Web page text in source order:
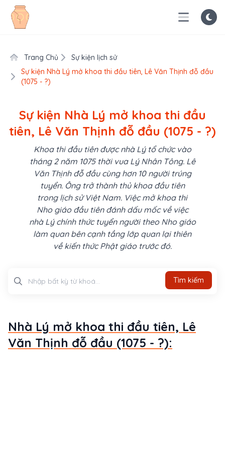
Trang Chủ
Sự kiện lịch sử
Sự kiện Nhà Lý mở khoa thi đầu tiên, Lê Văn Thịnh đỗ đầu
(1075 - ?)
Sự kiện Nhà Lý mở khoa thi đầu
tiên, Lê Văn Thịnh đỗ đầu (1075 - ?)
Khoa thi đầu tiên được nhà Lý tổ chức vào
tháng 2 năm 1075 thời vua Lý Nhân Tông. Lê
Văn Thịnh đỗ đầu cùng hơn 10 người trúng
tuyển. Ông trở thành thủ khoa đầu tiên
trong lịch sử Việt Nam. Việc mở khoa thi
Nho giáo đầu tiên đánh dấu mốc về việc
nhà Lý chính thức tuyển người theo Nho giáo
làm quan bên cạnh tầng lớp quan lại thiên
về kiến thức Phật giáo trước đó.
Tìm kiếm
Nhà Lý mở khoa thi đầu tiên, Lê
Văn Thịnh đỗ đầu (1075 - ?):